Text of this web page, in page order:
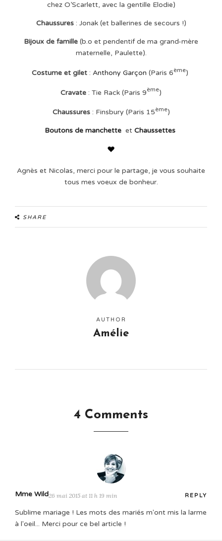
chez O’Scarlett, avec la gentille Elodie)
Chaussures: Jonak (et ballerines de secours !)
Bijoux de famille (b.o et pendentif de ma grand-mère
maternelle, Paulette).
Costume et gilet : Anthony Garçon (Paris 6ème)
Cravate : Tie Rack (Paris 9ème)
Chaussures: Finsbury (Paris 15ème)
Boutons de manchette et Chaussettes
Agnès et Nicolas, merci pour le partage, je vous souhaite
tous mes voeux de bonheur.
SHARE
AUTHOR
Amélie
4 Comments
Mme Wild26 mai 2015 at 11 h 19 min REPLY
Sublime mariage ! Les mots des mariés m'ont mis la larme
à l'oeil... Merci pour ce bel article !